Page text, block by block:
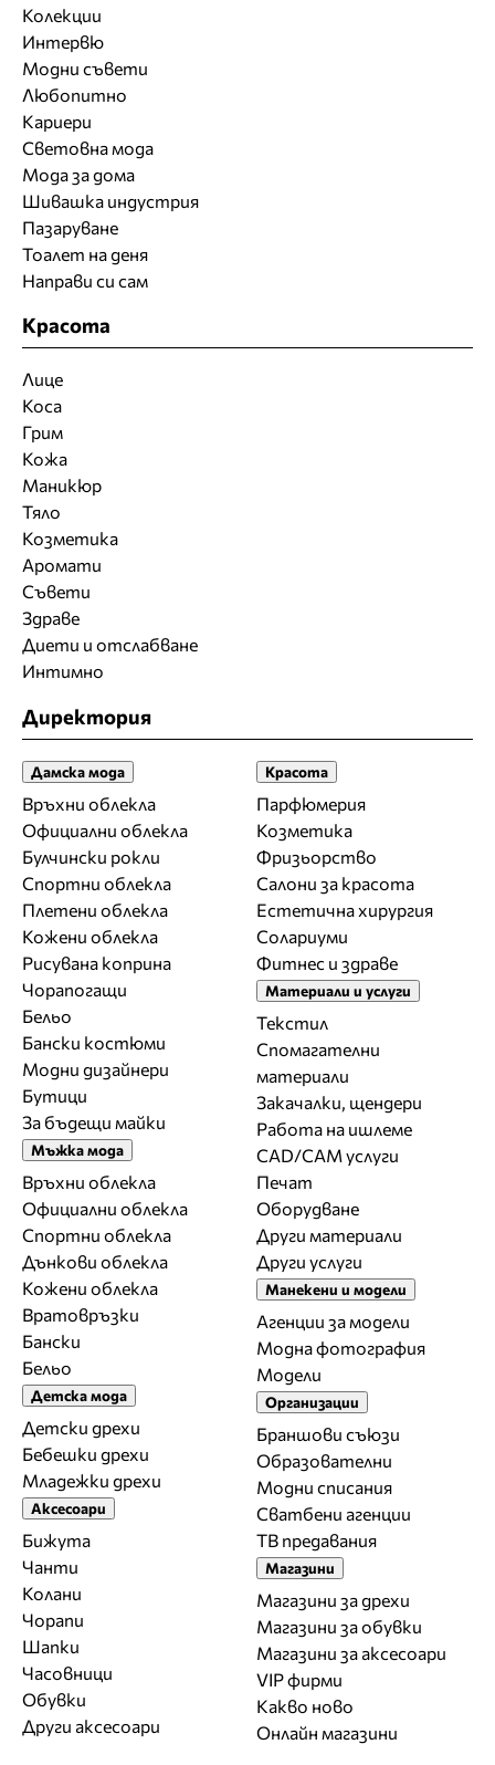
Колекции
Интервю
Модни съвети
Любопитно
Кариери
Световна мода
Мода за дома
Шивашка индустрия
Пазаруване
Тоалет на деня
Направи си сам
Красота
Лице
Коса
Грим
Кожа
Маникюр
Тяло
Козметика
Аромати
Съвети
Здраве
Диети и отслабване
Интимно
Директория
Дамска мода
Връхни облекла
Официални облекла
Булчински рокли
Спортни облекла
Плетени облекла
Кожени облекла
Рисувана коприна
Чорапогащи
Бельо
Бански костюми
Модни дизайнери
Бутици
За бъдещи майки
Мъжка мода
Връхни облекла
Официални облекла
Спортни облекла
Дънкови облекла
Кожени облекла
Вратовръзки
Бански
Бельо
Детска мода
Детски дрехи
Бебешки дрехи
Младежки дрехи
Аксесоари
Бижута
Чанти
Колани
Чорапи
Шапки
Часовници
Обувки
Други аксесоари
Красота
Парфюмерия
Козметика
Фризьорство
Салони за красота
Естетична хирургия
Солариуми
Фитнес и здраве
Материали и услуги
Текстил
Спомагателни
материали
Закачалки, щендери
Работа на ишлеме
CAD/CAM услуги
Печат
Оборудване
Други материали
Други услуги
Манекени и модели
Агенции за модели
Модна фотография
Модели
Организации
Браншови съюзи
Образователни
Модни списания
Сватбени агенции
ТВ предавания
Магазини
Магазини за дрехи
Магазини за обувки
Магазини за aксесоари
VIP фирми
Какво ново
Онлайн магазини